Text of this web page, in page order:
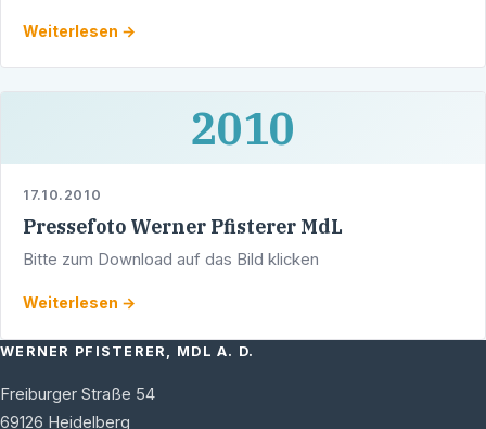
Weiterlesen →
2010
17.10.2010
Pressefoto Werner Pfisterer MdL
Bitte zum Download auf das Bild klicken
Weiterlesen →
WERNER PFISTERER, MDL A. D.
Freiburger Straße 54
69126 Heidelberg